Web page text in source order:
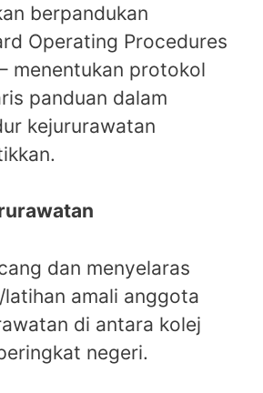
berpandukan
Operating Procedures
menentukan protokol
panduan dalam
kejururawatan
dan menyelaras
latihan amali anggota
di antara kolej
negeri.